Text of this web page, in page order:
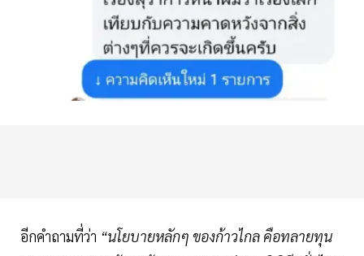
อีกคำถามที่ว่า “นโยบายหลักๆ ของก้าวไกล คือทลายทุน